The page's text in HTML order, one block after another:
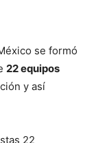
se formó
22 equipos
y así
22